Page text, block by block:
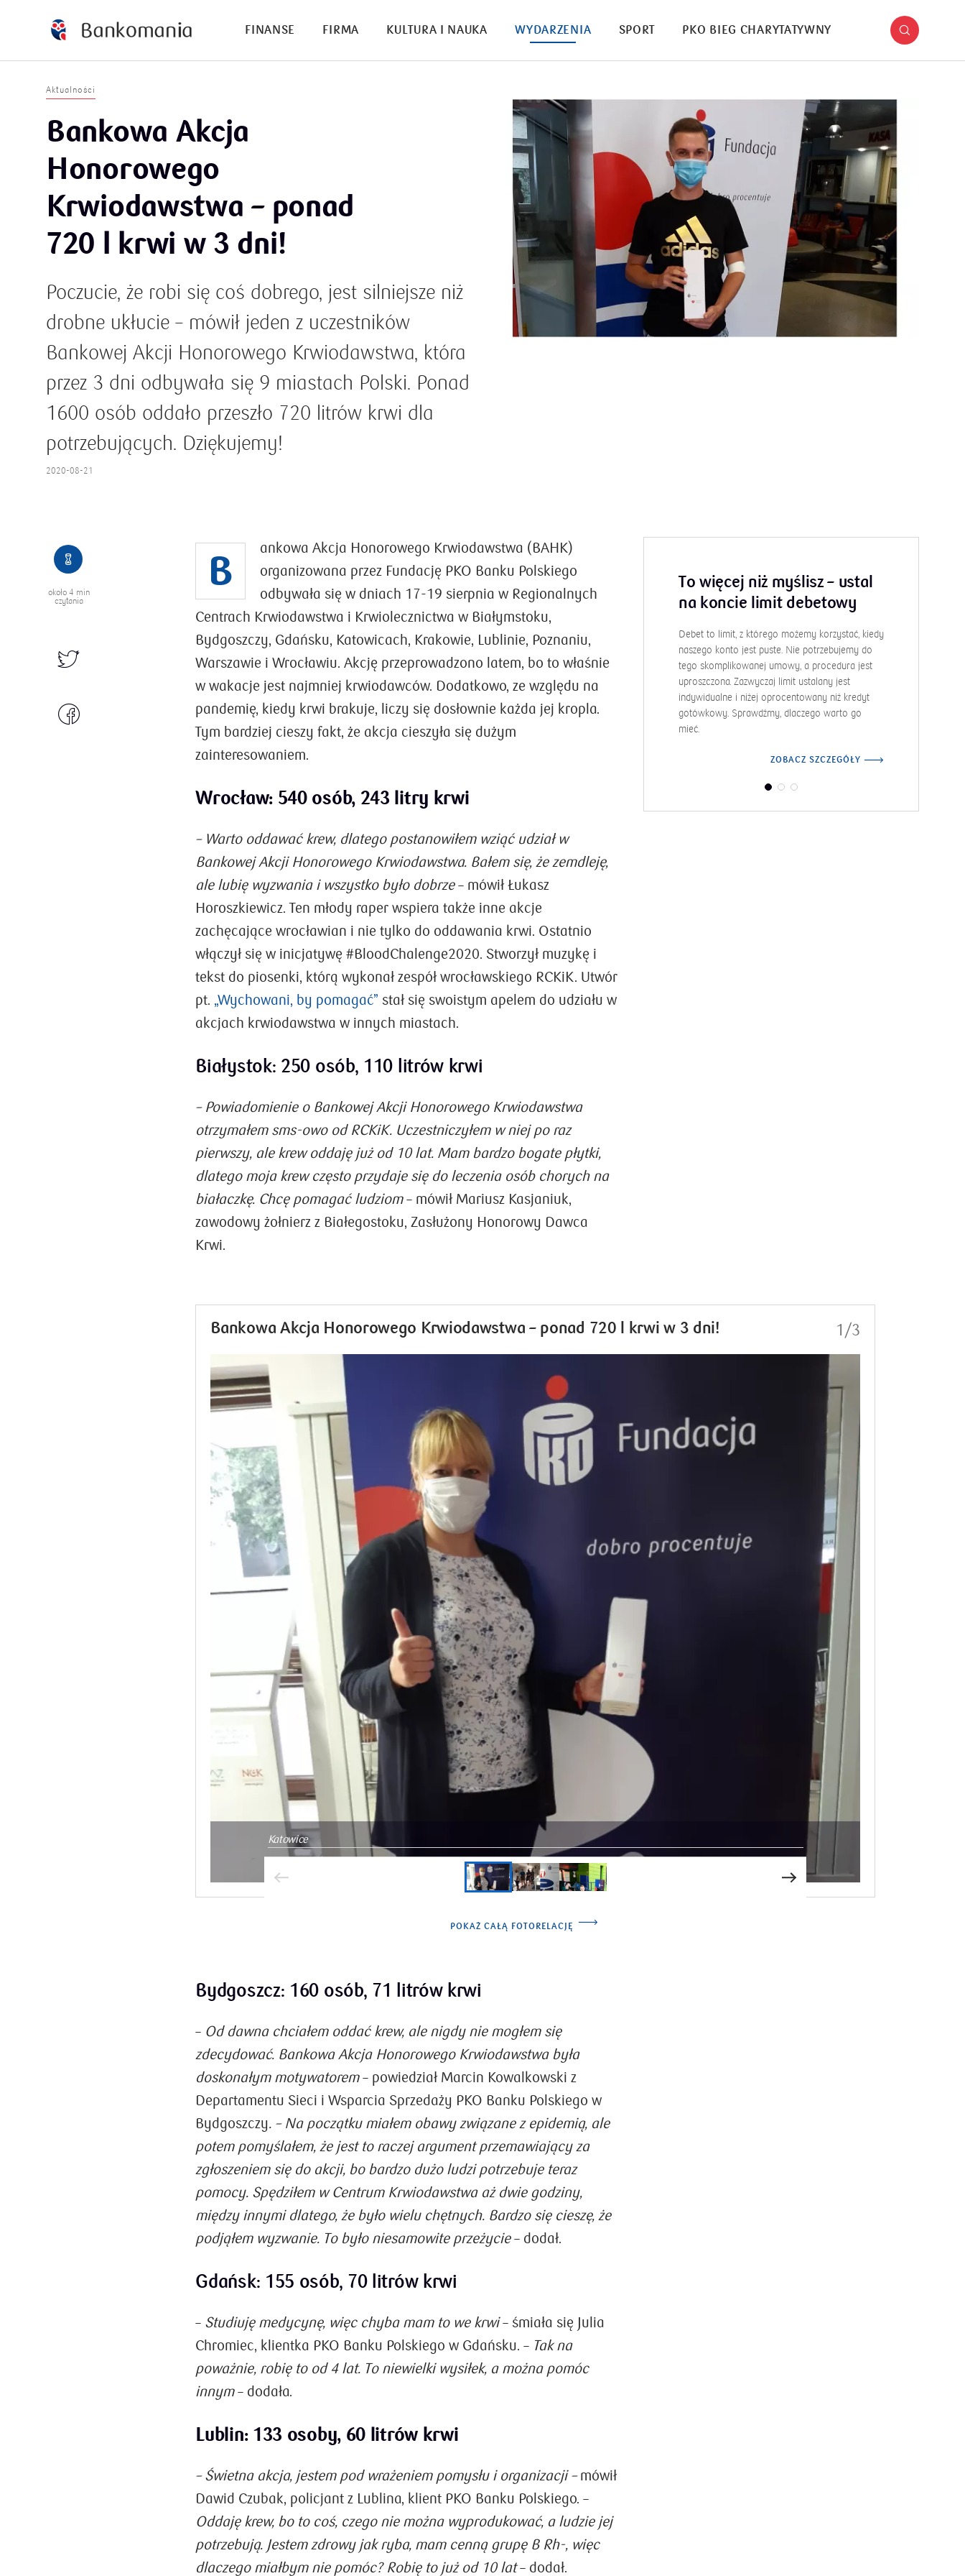
FINANSE FIRMA KULTURA I NAUKA WYDARZENIA SPORT PKO BIEG CHARYTATYWNY
Aktualności
Bankowa Akcja
Honorowego
Krwiodawstwa – ponad
720 l krwi w 3 dni!
Poczucie, że robi się coś dobrego, jest silniejsze niż
drobne ukłucie – mówił jeden z uczestników
Bankowej Akcji Honorowego Krwiodawstwa, która
przez 3 dni odbywała się 9 miastach Polski. Ponad
1600 osób oddało przeszło 720 litrów krwi dla
potrzebujących. Dziękujemy!
2020-08-21
około 4 min
czytania
B
ankowa Akcja Honorowego Krwiodawstwa (BAHK)
organizowana przez Fundację PKO Banku Polskiego
odbywała się w dniach 17-19 sierpnia w Regionalnych
Centrach Krwiodawstwa i Krwiolecznictwa w Białymstoku,
Bydgoszczy, Gdańsku, Katowicach, Krakowie, Lublinie, Poznaniu,
Warszawie i Wrocławiu. Akcję przeprowadzono latem, bo to właśnie
w wakacje jest najmniej krwiodawców. Dodatkowo, ze względu na
pandemię, kiedy krwi brakuje, liczy się dosłownie każda jej kropla.
Tym bardziej cieszy fakt, że akcja cieszyła się dużym
zainteresowaniem.
Wrocław: 540 osób, 243 litry krwi
– Warto oddawać krew, dlatego postanowiłem wziąć udział w
Bankowej Akcji Honorowego Krwiodawstwa. Bałem się, że zemdleję,
ale lubię wyzwania i wszystko było dobrze– mówił Łukasz
Horoszkiewicz. Ten młody raper wspiera także inne akcje
zachęcające wrocławian i nie tylko do oddawania krwi. Ostatnio
włączył się w inicjatywę #BloodChalenge2020. Stworzył muzykę i
tekst do piosenki, którą wykonał zespół wrocławskiego RCKiK. Utwór
pt. „Wychowani, by pomagać” stał się swoistym apelem do udziału w
akcjach krwiodawstwa w innych miastach.
Białystok: 250 osób, 110 litrów krwi
– Powiadomienie o Bankowej Akcji Honorowego Krwiodawstwa
otrzymałem sms-owo od RCKiK. Uczestniczyłem w niej po raz
pierwszy, ale krew oddaję już od 10 lat. Mam bardzo bogate płytki,
dlatego moja krew często przydaje się do leczenia osób chorych na
białaczkę. Chcę pomagać ludziom– mówił Mariusz Kasjaniuk,
zawodowy żołnierz z Białegostoku, Zasłużony Honorowy Dawca
Krwi.
Bankowa Akcja Honorowego Krwiodawstwa – ponad 720 l krwi w 3 dni! 1/3
Katowice
POKAŻ CAŁĄ FOTORELACJĘ
Bydgoszcz: 160 osób, 71 litrów krwi
– Od dawna chciałem oddać krew, ale nigdy nie mogłem się
zdecydować. Bankowa Akcja Honorowego Krwiodawstwa była
doskonałym motywatorem– powiedział Marcin Kowalkowski z
Departamentu Sieci i Wsparcia Sprzedaży PKO Banku Polskiego w
Bydgoszczy. – Na początku miałem obawy związane z epidemią, ale
potem pomyślałem, że jest to raczej argument przemawiający za
zgłoszeniem się do akcji, bo bardzo dużo ludzi potrzebuje teraz
pomocy. Spędziłem w Centrum Krwiodawstwa aż dwie godziny,
między innymi dlatego, że było wielu chętnych. Bardzo się cieszę, że
podjąłem wyzwanie. To było niesamowite przeżycie– dodał.
Gdańsk: 155 osób, 70 litrów krwi
– Studiuję medycynę, więc chyba mam to we krwi– śmiała się Julia
Chromiec, klientka PKO Banku Polskiego w Gdańsku. – Tak na
poważnie, robię to od 4 lat. To niewielki wysiłek, a można pomóc
innym– dodała.
Lublin: 133 osoby, 60 litrów krwi
– Świetna akcja, jestem pod wrażeniem pomysłu i organizacji –mówił
Dawid Czubak, policjant z Lublina, klient PKO Banku Polskiego. –
Oddaję krew, bo to coś, czego nie można wyprodukować, a ludzie jej
potrzebują. Jestem zdrowy jak ryba, mam cenną grupę B Rh-, więc
dlaczego miałbym nie pomóc? Robię to już od 10 lat– dodał.
Senior na serio – ochrona
przed emeryturą
Praca powinna dawać nam poczucie
bezpieczeństwa, szczególnie gdy zbliżamy się do
wieku emerytalnego. Całe szczęście mamy
ochronę przedemerytalną. Dzięki niej na cztery
obawiać się zwolnienia. Ale czy zawsze tak jest?
To więcej niż myślisz – ustal
na koncie limit debetowy
Debet to limit, z którego możemy korzystać, kiedy
naszego konto jest puste. Nie potrzebujemy do
tego skomplikowanej umowy, a procedura jest
uproszczona. Zazwyczaj limit ustalany jest
indywidualne i niżej oprocentowany niż kredyt
gotówkowy. Sprawdźmy, dlaczego warto go
ZOBACZ SZCZEGÓŁY